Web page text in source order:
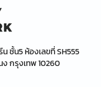
ชั้น5 ห้องเลขที่ SH555
กรุงเทพ 10260